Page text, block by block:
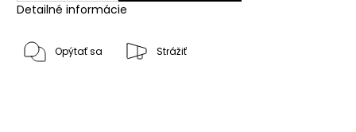
Detailné informácie
Opýtať sa Strážiť